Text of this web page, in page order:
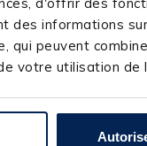
des informations
qui peuvent
votre utilisation de
et les poissons